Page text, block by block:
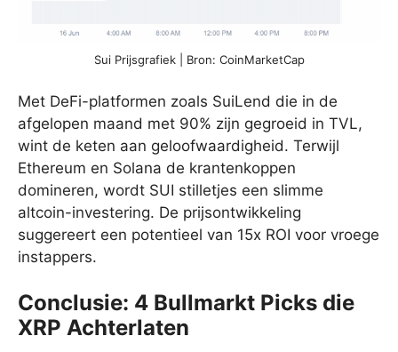
Sui Prijsgrafiek | Bron: CoinMarketCap
Met DeFi-platformen zoals SuiLend die in de
afgelopen maand met 90% zijn gegroeid in TVL,
wint de keten aan geloofwaardigheid. Terwijl
Ethereum en Solana de krantenkoppen
domineren, wordt SUI stilletjes een slimme
altcoin-investering. De prijsontwikkeling
suggereert een potentieel van 15x ROI voor vroege
instappers.
Conclusie: 4 Bullmarkt Picks die
XRP Achterlaten